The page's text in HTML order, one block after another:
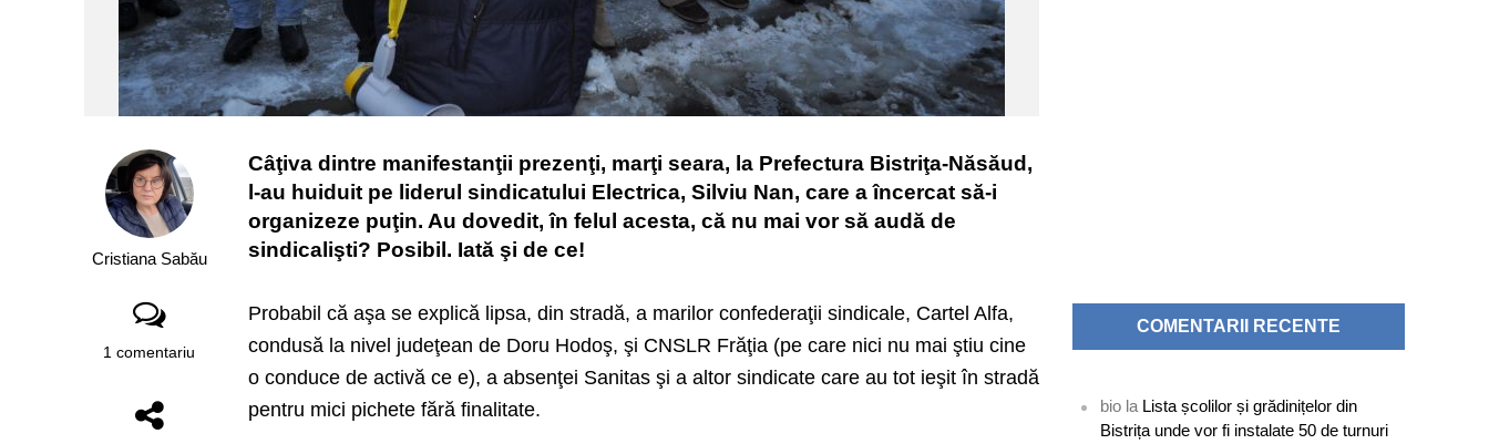
Cristiana Sabău
1 comentariu
Câţiva dintre manifestanţii prezenţi, marţi seara, la Prefectura Bistriţa-Năsăud,
l-au huiduit pe liderul sindicatului Electrica, Silviu Nan, care a încercat să-i
organizeze puţin. Au dovedit, în felul acesta, că nu mai vor să audă de
sindicalişti? Posibil. Iată şi de ce!
Probabil că aşa se explică lipsa, din stradă, a marilor confederaţii sindicale, Cartel Alfa,
condusă la nivel judeţean de Doru Hodoş, şi CNSLR Frăţia (pe care nici nu mai ştiu cine
o conduce de activă ce e), a absenţei Sanitas şi a altor sindicate care au tot ieşit în stradă
pentru mici pichete fără finalitate.
COMENTARII RECENTE
bio la Lista școlilor și grădinițelor din
Bistrița unde vor fi instalate 50 de turnuri